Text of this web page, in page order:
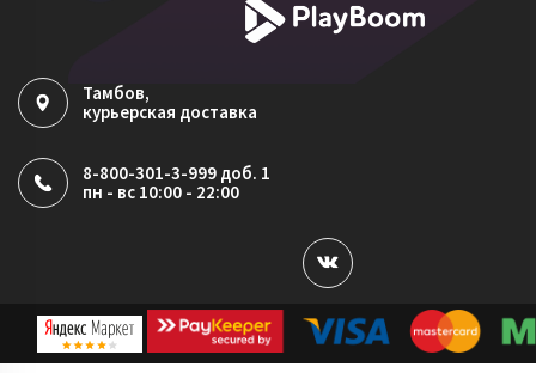
Тамбов,
курьерская доставка
8-800-301-3-999 доб. 1
пн - вс 10:00 - 22:00